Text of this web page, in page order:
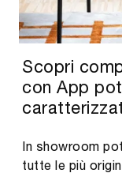
Scopri
con App
In showroom
tutte le più